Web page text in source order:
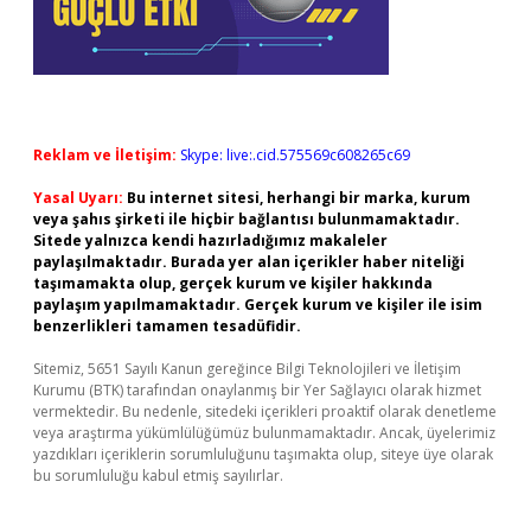
Reklam ve İletişim: Skype: live:.cid.575569c608265c69
Yasal Uyarı: Bu internet sitesi, herhangi bir marka, kurum
veya şahıs şirketi ile hiçbir bağlantısı bulunmamaktadır.
Sitede yalnızca kendi hazırladığımız makaleler
paylaşılmaktadır. Burada yer alan içerikler haber niteliği
taşımamakta olup, gerçek kurum ve kişiler hakkında
paylaşım yapılmamaktadır. Gerçek kurum ve kişiler ile isim
benzerlikleri tamamen tesadüfidir.
Sitemiz, 5651 Sayılı Kanun gereğince Bilgi Teknolojileri ve İletişim
Kurumu (BTK) tarafından onaylanmış bir Yer Sağlayıcı olarak hizmet
vermektedir. Bu nedenle, sitedeki içerikleri proaktif olarak denetleme
veya araştırma yükümlülüğümüz bulunmamaktadır. Ancak, üyelerimiz
yazdıkları içeriklerin sorumluluğunu taşımakta olup, siteye üye olarak
bu sorumluluğu kabul etmiş sayılırlar.